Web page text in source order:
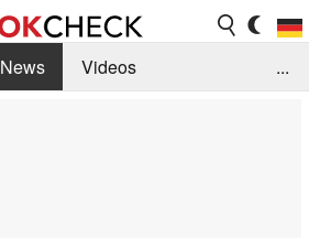
News
Videos
...